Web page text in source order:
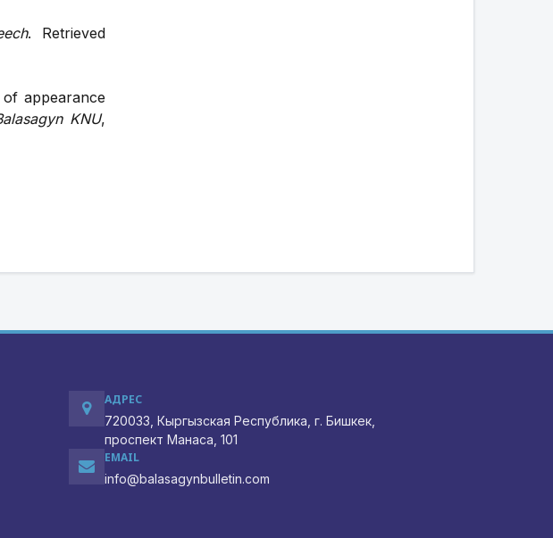
. Retrieved
appearance
KNU,
АДРЕС
720033, Кыргызская Республика, г. Бишкек,
проспект Манаса, 101
EMAIL
info@balasagynbulletin.com